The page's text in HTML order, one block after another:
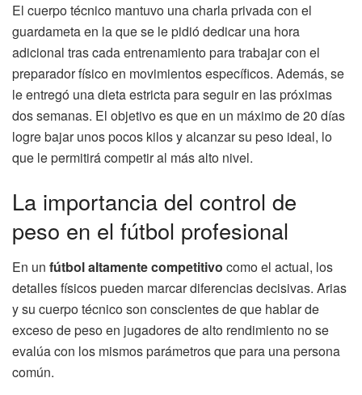
El cuerpo técnico mantuvo una charla privada con el
guardameta en la que se le pidió dedicar una hora
adicional tras cada entrenamiento para trabajar con el
preparador físico en movimientos específicos. Además, se
le entregó una dieta estricta para seguir en las próximas
dos semanas. El objetivo es que en un máximo de 20 días
logre bajar unos pocos kilos y alcanzar su peso ideal, lo
que le permitirá competir al más alto nivel.
La importancia del control de
peso en el fútbol profesional
En un fútbol altamente competitivo como el actual, los
detalles físicos pueden marcar diferencias decisivas. Arias
y su cuerpo técnico son conscientes de que hablar de
exceso de peso en jugadores de alto rendimiento no se
evalúa con los mismos parámetros que para una persona
común.